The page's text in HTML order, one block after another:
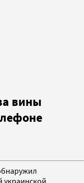
вины
украинской